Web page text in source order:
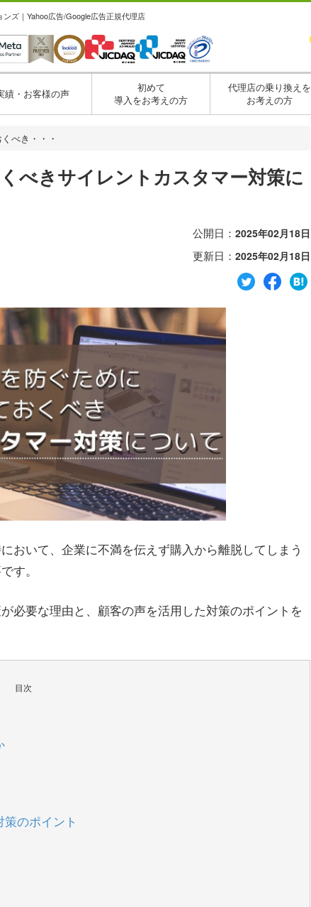
ズ｜Yahoo広告/Google広告正規代理店
績・お客様の声
初めて
導入をお考えの方
代理店の乗り換えを
お考えの方
べき・・・
べきサイレントカスタマー対策に
公開日： 2025年02月18日
更新日： 2025年02月18日
おいて、企業に不満を伝えず購入から離脱してしまう
す。
必要な理由と、顧客の声を活用した対策のポイントを
目次
のポイント